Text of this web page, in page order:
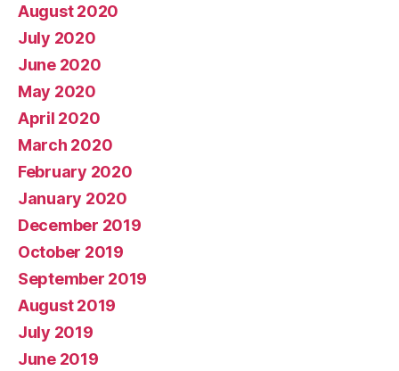
August 2020
July 2020
June 2020
May 2020
April 2020
March 2020
February 2020
January 2020
December 2019
October 2019
September 2019
August 2019
July 2019
June 2019